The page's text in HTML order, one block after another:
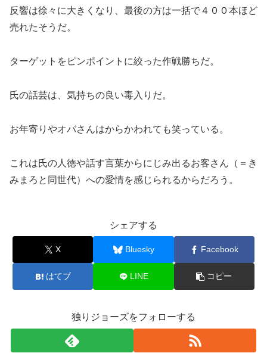
反響は徐々に大きくなり、最後の方は一括で４００本ほど
売れたそうだ。
ターゲットをピンポイントに絞った作戦勝ちだ。
氏の話芸は、気持ちの良い毒入りだ。
お年寄りやオバさんはからかわれても笑っている。
これは氏の人徳や話す言葉からにじみ出るお客さん（＝き
みまろと同世代）への愛情を感じられるからだろう。
シェアする
X Bluesky Facebook
はてブ LINE コピー
独りジョーズをフォローする